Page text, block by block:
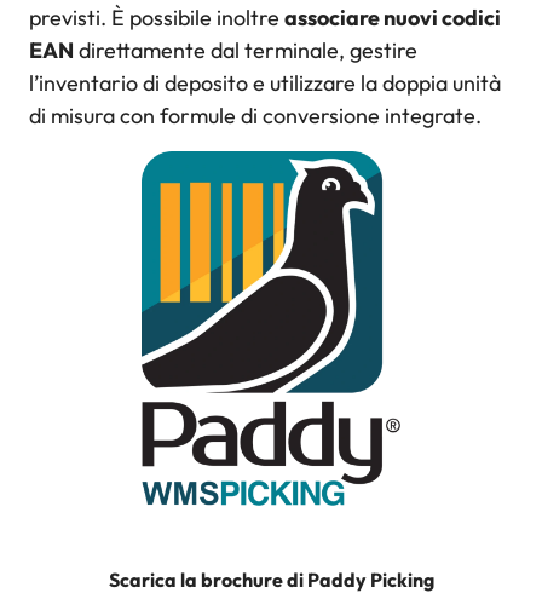
previsti. È possibile inoltre associare nuovi codici
EAN direttamente dal terminale, gestire
l’inventario di deposito e utilizzare la doppia unità
di misura con formule di conversione integrate.
Scarica la brochure di Paddy Picking